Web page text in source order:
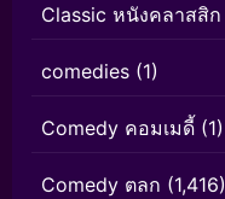
Classic หนังคลาสสิก
comedies (1)
Comedy คอมเมดี้ (1)
Comedy ตลก (1,416)